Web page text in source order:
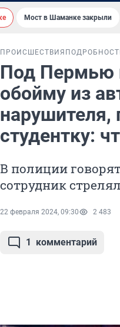
Мост в Шаманке закрыли
ПРОИСШЕСТВИЯ
Под Пермью
обойму из
нарушителя,
студентку:
В полиции
сотрудник
22 февраля 2024, 09:30 2 483
1 комментарий